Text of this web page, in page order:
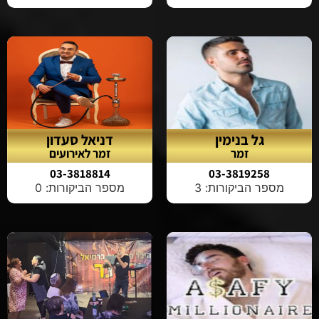
גל בנימין
זמר
03-3819258
מספר הביקורות: 3
דניאל סעדון
זמר לאירועים
03-3818814
מספר הביקורות: 0